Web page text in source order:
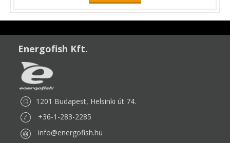
Energofish Kft.
1201 Budapest, Helsinki út 74.
+36-1-283-2285
info@energofish.hu